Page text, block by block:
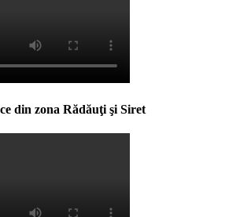
din zona Rădăuţi şi Siret